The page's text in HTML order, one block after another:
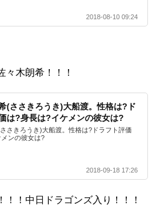
2018-08-10 09:24
々木朗希！！！
(ささきろうき)大船渡。性格は?ド
は?身長は?イケメンの彼女は?
さきろうき)大船渡。性格は?ドラフト評価
ンの彼女は?
2018-09-18 17:26
！！中日ドラゴンズ入り！！！